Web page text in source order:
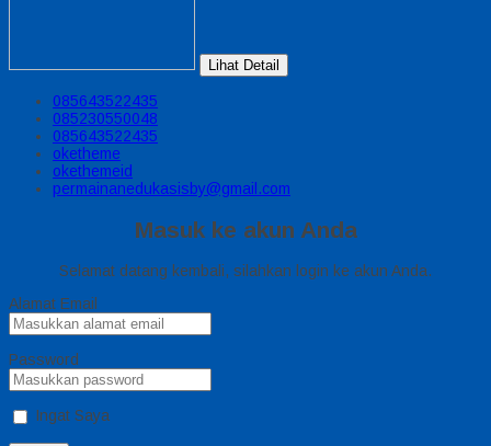
Lihat Detail
085643522435
085230550048
085643522435
oketheme
okethemeid
permainanedukasisby@gmail.com
Masuk ke akun Anda
Selamat datang kembali, silahkan login ke akun Anda.
Alamat Email
Password
Ingat Saya